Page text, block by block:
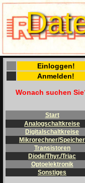
Einloggen!
Anmelden!
Wonach suchen
Start
Analogschaltkreise
Digitalschaltkreise
Mikrorechner/Speicher
Transistoren
Diode/Thyr./Triac
Optoelektronik
Sonstiges